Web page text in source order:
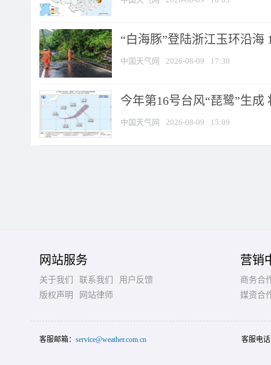
“白海豚”登陆浙江玉环沿海
中国天气网 2026-08-09 17:30
今年第16号台风“琵鹭”生
中国天气网 2026-08-09 15:09
网站服务
关于我们 联系我们
用户反馈
版权声明
网站律师
营销
商务合
媒资合
客服邮箱： service@weather.com.cn 客服电